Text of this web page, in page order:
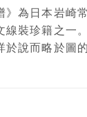
》為日本岩崎
線裝珍籍之一
於說而略於圖